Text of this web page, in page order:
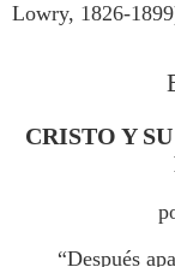
Lowry, 1826-
CRISTO Y
“Después